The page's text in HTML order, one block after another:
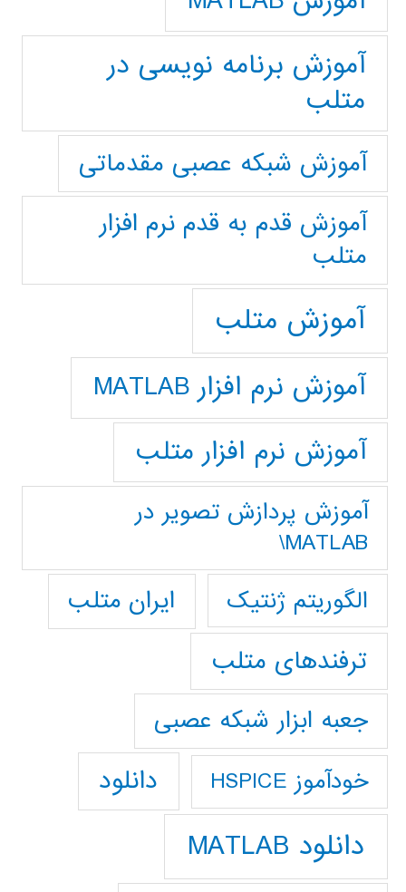
آموزش برنامه نویسی در
متلب
آموزش شبکه عصبی مقدماتی
آموزش قدم به قدم نرم افزار
متلب
آموزش متلب
آموزش نرم افزار MATLAB
آموزش نرم افزار متلب
آموزش پردازش تصوير در
MATLAB\
الگوریتم ژنتیک
ایران متلب
ترفندهای متلب
جعبه ابزار شبکه عصبی
خودآموز HSPICE دانلود
دانلود MATLAB